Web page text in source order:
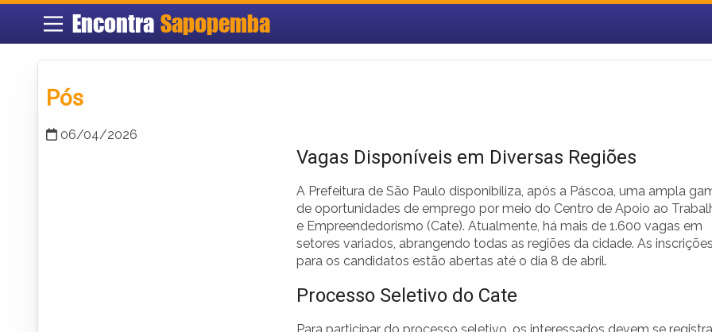
Encontra Sapopemba
Pós
06/04/2026
Vagas Disponíveis em Diversas Regiões
A Prefeitura de São Paulo disponibiliza, após a Páscoa, uma ampla
de oportunidades de emprego por meio do Centro de Apoio ao
e Empreendedorismo (Cate). Atualmente, há mais de 1.600 vagas em
setores variados, abrangendo todas as regiões da cidade. As
para os candidatos estão abertas até o dia 8 de abril.
Processo Seletivo do Cate